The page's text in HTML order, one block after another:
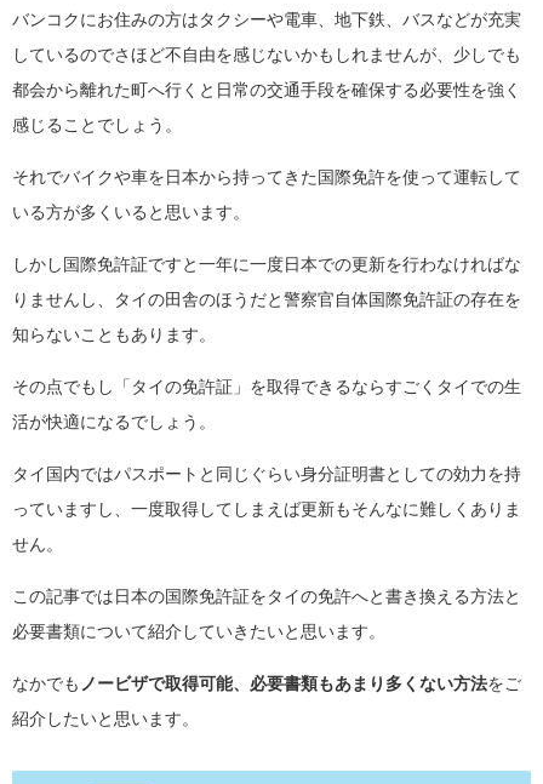
バンコクにお住みの方はタクシーや電車、地下鉄、バスなどが充実
しているのでさほど不自由を感じないかもしれませんが、少しでも
都会から離れた町へ行くと日常の交通手段を確保する必要性を強く
感じることでしょう。
それでバイクや車を日本から持ってきた国際免許を使って運転して
いる方が多くいると思います。
しかし国際免許証ですと一年に一度日本での更新を行わなければな
りませんし、タイの田舎のほうだと警察官自体国際免許証の存在を
知らないこともあります。
その点でもし「タイの免許証」を取得できるならすごくタイでの生
活が快適になるでしょう。
タイ国内ではパスポートと同じぐらい身分証明書としての効力を持
っていますし、一度取得してしまえば更新もそんなに難しくありま
せん。
この記事では日本の国際免許証をタイの免許へと書き換える方法と
必要書類について紹介していきたいと思います。
なかでも ノービザで取得可能、必要書類もあまり多くない方法をご
紹介したいと思います。